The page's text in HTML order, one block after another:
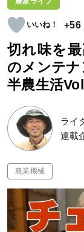
+56
切れ味を
のメンテ
半農生活
ライ
連載
農業機械